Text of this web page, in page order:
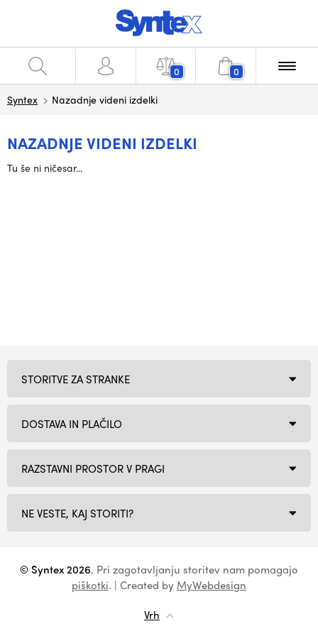
0 0
Syntex Nazadnje videni izdelki
NAZADNJE VIDENI IZDELKI
Tu še ni ničesar...
RAZSTAVNI PROSTOR V PRAGI
NE VESTE, KAJ STORITI?
STORITVE ZA STRANKE
DOSTAVA IN PLAČILO
© Syntex 2026. Pri zagotavljanju storitev nam pomagajo
piškotki. | Created by MyWebdesign
Vrh